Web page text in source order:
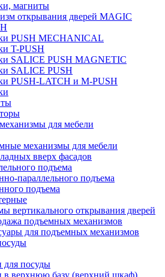
магниты
открывания дверей MAGIC
PUSH MECHANICAL
T-PUSH
SALICE PUSH MAGNETIC
SALICE PUSH
PUSH-LATCH и M-PUSH
для мебели
механизмы для мебели
вверх фасадов
подъема
параллельного подъема
подъема
вертикального открывания дверей
подъемных механизмов
для подъемных механизмов
посуды
верхнюю базу (верхний шкаф)